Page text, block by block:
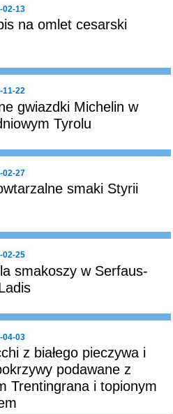
02-13
na omlet cesarski
11-22
gwiazdki Michelin w
Tyrolu
02-27
smaki Styrii
02-25
smakoszy w Serfaus-
04-03
z białego pieczywa i
podawane z
Trentingrana i topionym